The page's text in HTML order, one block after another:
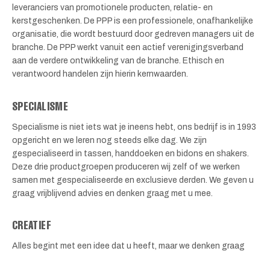
leveranciers van promotionele producten, relatie- en
kerstgeschenken. De PPP is een professionele, onafhankelijke
organisatie, die wordt bestuurd door gedreven managers uit de
branche. De PPP werkt vanuit een actief verenigingsverband
aan de verdere ontwikkeling van de branche. Ethisch en
verantwoord handelen zijn hierin kernwaarden.
SPECIALISME
Specialisme is niet iets wat je ineens hebt, ons bedrijf is in 1993
opgericht en we leren nog steeds elke dag. We zijn
gespecialiseerd in tassen, handdoeken en bidons en shakers.
Deze drie productgroepen produceren wij zelf of we werken
samen met gespecialiseerde en exclusieve derden. We geven u
graag vrijblijvend advies en denken graag met u mee.
CREATIEF
Alles begint met een idee dat u heeft, maar we denken graag